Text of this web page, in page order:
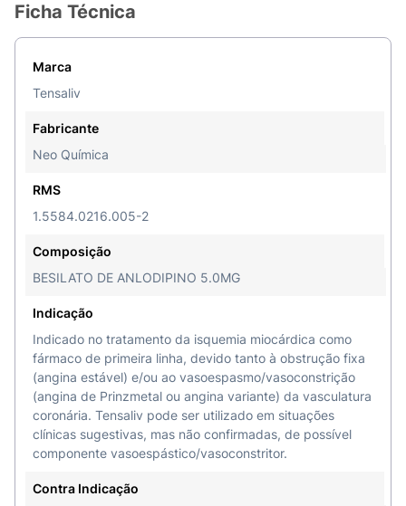
Ficha Técnica
Marca
Tensaliv
Fabricante
Neo Química
RMS
1.5584.0216.005-2
Composição
BESILATO DE ANLODIPINO 5.0MG
Indicação
Indicado no tratamento da isquemia miocárdica como
fármaco de primeira linha, devido tanto à obstrução fixa
(angina estável) e/ou ao vasoespasmo/vasoconstrição
(angina de Prinzmetal ou angina variante) da vasculatura
coronária. Tensaliv pode ser utilizado em situações
clínicas sugestivas, mas não confirmadas, de possível
componente vasoespástico/vasoconstritor.
Contra Indicação